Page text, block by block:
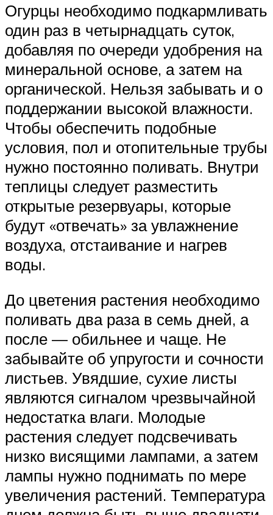
Огурцы необходимо подкармливать
один раз в четырнадцать суток,
добавляя по очереди удобрения на
минеральной основе, а затем на
органической. Нельзя забывать и о
поддержании высокой влажности.
Чтобы обеспечить подобные
условия, пол и отопительные трубы
нужно постоянно поливать. Внутри
теплицы следует разместить
открытые резервуары, которые
будут «отвечать» за увлажнение
воздуха, отстаивание и нагрев
воды.
До цветения растения необходимо
поливать два раза в семь дней, а
после — обильнее и чаще. Не
забывайте об упругости и сочности
листьев. Увядшие, сухие листы
являются сигналом чрезвычайной
недостатка влаги. Молодые
растения следует подсвечивать
низко висящими лампами, а затем
лампы нужно поднимать по мере
увеличения растений. Температура